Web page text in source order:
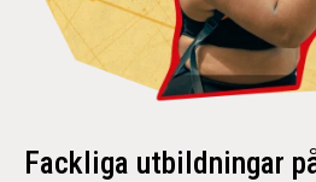
Fackliga utbildningar